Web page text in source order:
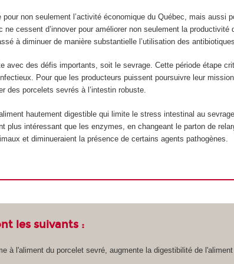
pour non seulement l’activité économique du Québec, mais
cessent d’innover pour améliorer non seulement la
à diminuer de manière substantielle l’utilisation des
avec des défis importants, soit le sevrage. Cette période étape
Pour que les producteurs puissent poursuivre leur
des porcelets sevrés à l’intestin robuste.
hautement digestible qui limite le stress intestinal au
plus intéressant que les enzymes, en changeant le parton de
et diminueraient la présence de certains agents pathogènes.
les suivants :
à l'aliment du porcelet sevré, augmente la digestibilité de l'aliment